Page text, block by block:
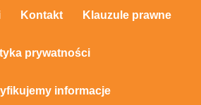
Kontakt Klauzule prawne
prywatności
informacje